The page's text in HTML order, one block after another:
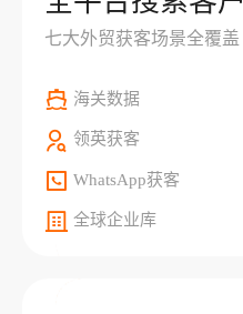
七大外贸获客场景全覆盖
海关数据
领英获客
WhatsApp获客
全球企业库